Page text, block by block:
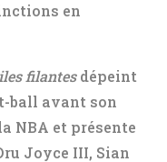
en
filantes dépeint
ball avant son
NBA et présente
Joyce III, Sian